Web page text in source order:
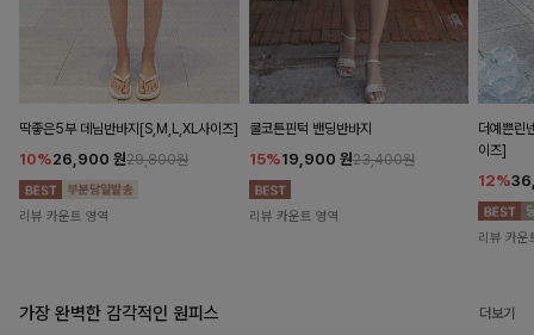
딱좋은5부 데님반바지[S,M,L,XL사이즈]
10%26,900 원29,800원
리뷰 카운트 영역
쿨코튼핀턱 밴딩반바지
15%19,900 원23,400원
리뷰 카운트 영역
더예쁜린
이즈]
12%
리뷰 카운
가장 완벽한 감각적인 원피스 더보기